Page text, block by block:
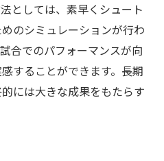
としては、素早くシュート
のシミュレーションが行わ
合でのパフォーマンスが向
することができます。長期
には大きな成果をもたらす